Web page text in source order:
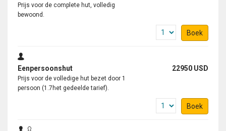
Prijs voor de complete hut, volledig
bewoond.
Boek
Eenpersoonshut 22950 USD
Prijs voor de volledige hut bezet door 1
persoon (1.7het gedeelde tarief).
Boek